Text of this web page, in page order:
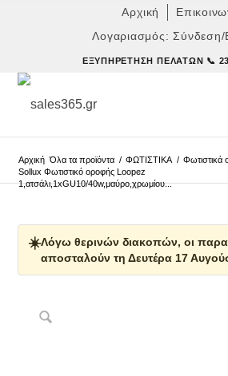
Αρχική
Λογαριασμός:
ΕΞΥΠΗΡΈΤΗΣΗ ΠΕΛΑΤΏΝ 📞
Αρχική Όλα τα προϊόντα / ΦΩΤΙΣΤΙΚΑ / Φωτιστικά
Sollux Φωτιστικό οροφής Loopez
1,ατσάλι,1xGU10/40w,μαύρο,χρωμίου...
☀️Λόγω θερινών διακοπών, οι
αποσταλούν τη Δευτέρα 17